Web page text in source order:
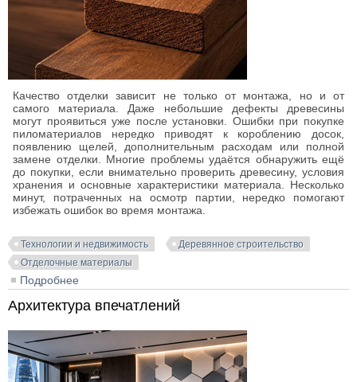
Качество отделки зависит не только от монтажа, но и от
самого материала. Даже небольшие дефекты древесины
могут проявиться уже после установки. Ошибки при покупке
пиломатериалов нередко приводят к короблению досок,
появлению щелей, дополнительным расходам или полной
замене отделки. Многие проблемы удаётся обнаружить ещё
до покупки, если внимательно проверить древесину, условия
хранения и основные характеристики материала. Несколько
минут, потраченных на осмотр партии, нередко помогают
избежать ошибок во время монтажа.
Технологии и недвижимость
Деревянное строительство
Отделочные материалы
Подробнее
которых портится отделка
Архитектура впечатлений